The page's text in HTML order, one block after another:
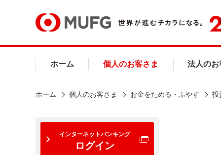
ホーム 個人のお客さま 法人のお
ホーム 個人のお客さま お金をためる・ふやす 投
インターネットバンキング
ログイン